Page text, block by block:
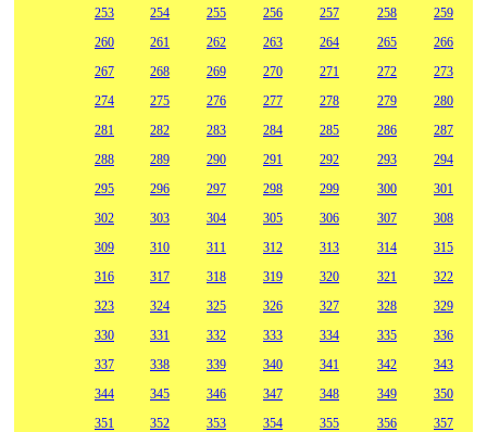
253
254 255 256 257 258
259
260
261 262 263 264 265
266
267
268 269 270 271 272
273
274
275 276 277 278 279
280
281
282 283 284 285 286
287
288
289 290 291 292 293
294
295
296 297 298 299 300
301
302
303 304 305 306 307
308
309
310 311 312 313 314
315
316
317 318 319 320 321
322
323
324 325 326 327 328
329
330
331 332 333 334 335
336
337
338 339 340 341 342
343
344
345 346 347 348 349
350
351
352 353 354 355 356
357